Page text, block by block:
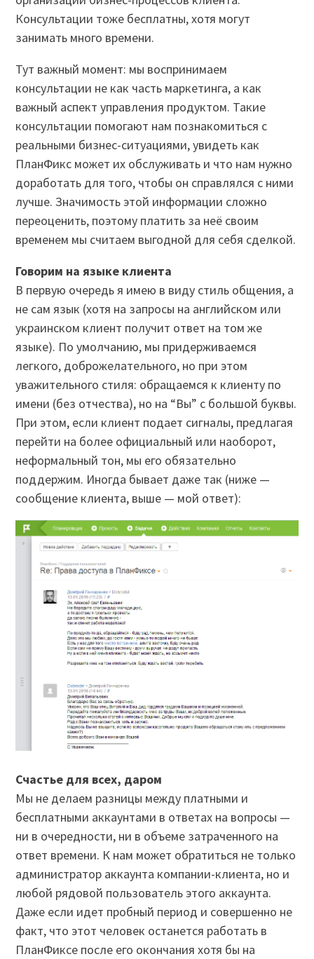
Консультации тоже бесплатны, хотя могут
занимать много времени.
Тут важный момент: мы воспринимаем
консультации не как часть маркетинга, а как
важный аспект управления продуктом. Такие
консультации помогают нам познакомиться с
реальными бизнес-ситуациями, увидеть как
ПланФикс может их обслуживать и что нам нужно
доработать для того, чтобы он справлялся с ними
лучше. Значимость этой информации сложно
переоценить, поэтому платить за неё своим
временем мы считаем выгодной для себя сделкой.
Говорим на языке клиента
В первую очередь я имею в виду стиль общения, а
не сам язык (хотя на запросы на английском или
украинском клиент получит ответ на том же
языке). По умолчанию, мы придерживаемся
легкого, доброжелательного, но при этом
уважительного стиля: обращаемся к клиенту по
имени (без отчества), но на “Вы” с большой буквы.
При этом, если клиент подает сигналы, предлагая
перейти на более официальный или наоборот,
неформальный тон, мы его обязательно
поддержим. Иногда бывает даже так (ниже —
сообщение клиента, выше — мой ответ):
Счастье для всех, даром
Мы не делаем разницы между платными и
бесплатными аккаунтами в ответах на вопросы —
ни в очередности, ни в объеме затраченного на
ответ времени. К нам может обратиться не только
администратор аккаунта компании-клиента, но и
любой рядовой пользователь этого аккаунта.
Даже если идет пробный период и совершенно не
факт, что этот человек останется работать в
ПланФиксе после его окончания хотя бы на